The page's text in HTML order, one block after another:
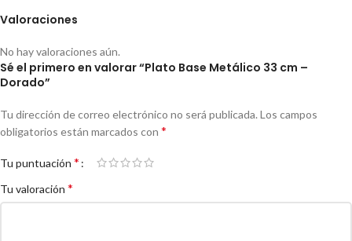
Valoraciones
No hay valoraciones aún.
Sé el primero en valorar “Plato Base Metálico 33 cm –
Dorado”
Tu dirección de correo electrónico no será publicada. Los campos
obligatorios están marcados con *
Tu puntuación *
Tu valoración *